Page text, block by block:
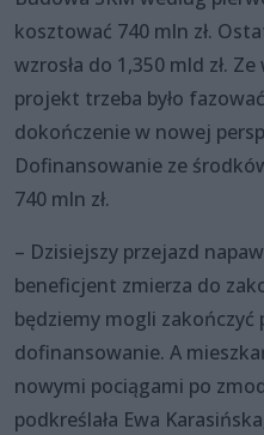
kosztować 740 mln zł.
wzrosła do 1,350 mld zł.
projekt trzeba było
dokończenie w nowej
Dofinansowanie ze
740 mln zł.
– Dzisiejszy przejazd
beneficjent zmierza do
będziemy mogli zakończyć
dofinansowanie. A
nowymi pociągami po
podkreślała Ewa